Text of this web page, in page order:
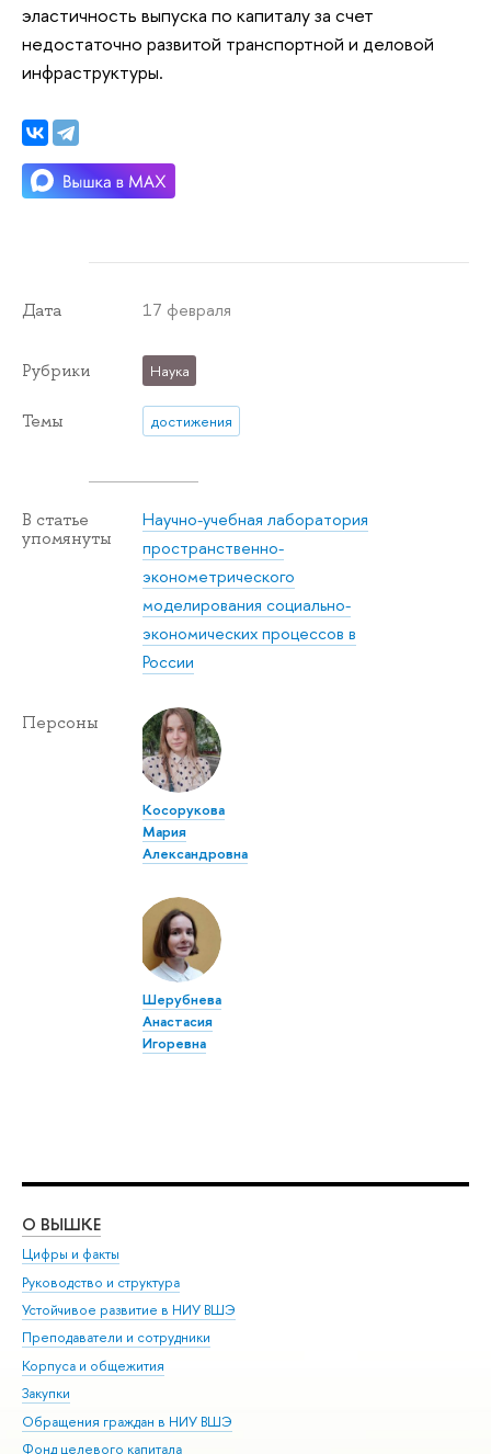
эластичность выпуска по капиталу за счет
недостаточно развитой транспортной и деловой
инфраструктуры.
Дата 17 февраля
Рубрики Наука
Темы достижения
В статье
упомянуты
Научно-учебная лаборатория
пространственно-
эконометрического
моделирования социально-
экономических процессов в
России
Персоны
Косорукова
Мария
Александровна
Шерубнева
Анастасия
Игоревна
О ВЫШКЕ
Цифры и факты
Руководство и структура
Устойчивое развитие в НИУ ВШЭ
Преподаватели и сотрудники
Корпуса и общежития
Закупки
Обращения граждан в НИУ ВШЭ
Фонд целевого капитала